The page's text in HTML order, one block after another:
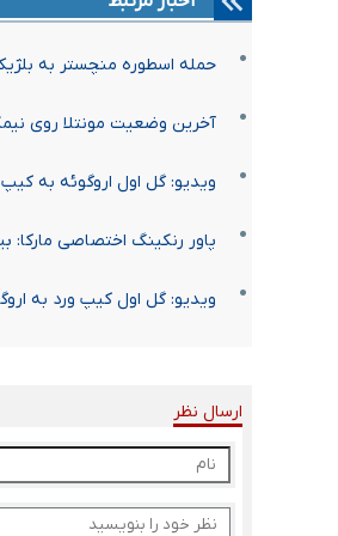
حمله اسطوره منچستر به
آخرین وضعیت مونتلا روی
ویدیو: گل اول اروگوئه به
پاور رنکینگ اختصاصی مارکا:
ویدیو: گل اول کیپ ورد به
ارسال نظر